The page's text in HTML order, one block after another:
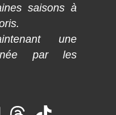
saisons à
une
par les